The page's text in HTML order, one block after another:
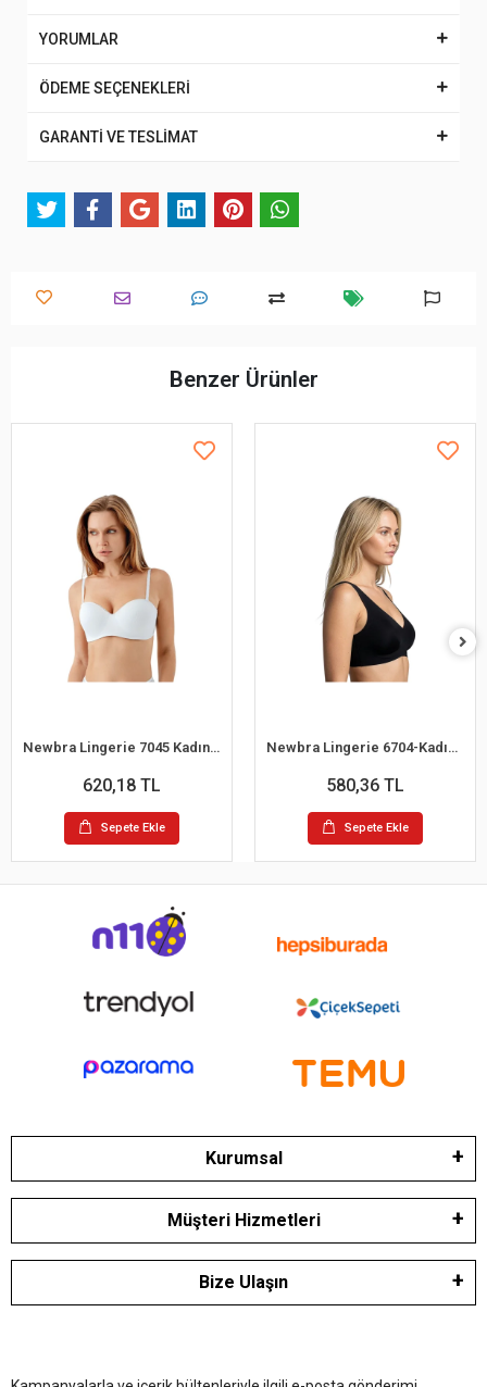
YORUMLAR
ÖDEME SEÇENEKLERİ
GARANTİ VE TESLİMAT
Benzer Ürünler
Newbra Lingerie 7045 Kadın Desteksiz B Cup Dantelli Sutyen
620,18 TL
Sepete Ekle
Newbra Lingerie 6704-Kadın Desteksiz B Cup Hayalet Sutyen
580,36 TL
Sepete Ekle
Kurumsal
Müşteri Hizmetleri
Bize Ulaşın